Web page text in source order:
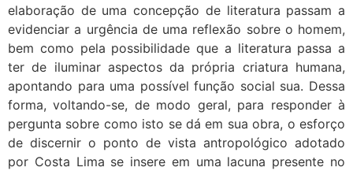
elaboração de uma concepção de literatura passam a
evidenciar a urgência de uma reflexão sobre o homem,
bem como pela possibilidade que a literatura passa a
ter de iluminar aspectos da própria criatura humana,
apontando para uma possível função social sua. Dessa
forma, voltando-se, de modo geral, para responder à
pergunta sobre como isto se dá em sua obra, o esforço
de discernir o ponto de vista antropológico adotado
por Costa Lima se insere em uma lacuna presente no